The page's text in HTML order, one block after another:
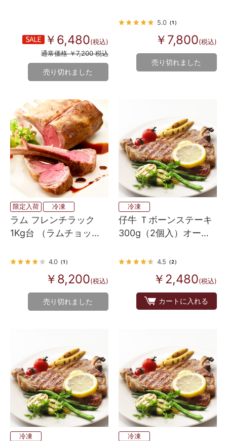
￥6,480(税込)
通常価格 ￥7,200 税込
売り切れました
5.0（1）
￥7,800(税込)
売り切れました
限定入荷 冷凍
ラム フレンチラック
1Kg台 （ラムチョッ
4.0 （1）
￥8,200(税込)
売り切れました
冷凍
仔牛 Ｔボーンステーキ
300g（2個入）オース
4.5 （2）
￥2,480(税込)
カートに入れる
冷凍 冷凍